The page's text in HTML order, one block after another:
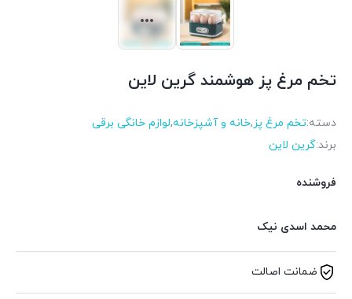
تخم مرغ پز هوشمند گرین لاین
دسته:تخم مرغ پز,خانه و آشپزخانه,لوازم خانگی برقی
برند:گرین لاین
فروشنده
محمد اسدی نیک
ضمانت اصالت